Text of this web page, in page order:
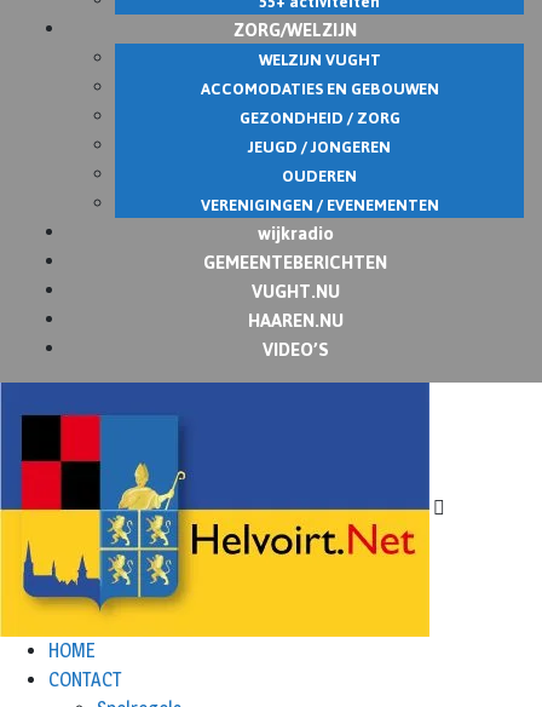
ZORG/WELZIJN
WELZIJN VUGHT
ACCOMODATIES EN GEBOUWEN
GEZONDHEID / ZORG
JEUGD / JONGEREN
OUDEREN
VERENIGINGEN / EVENEMENTEN
wijkradio
GEMEENTEBERICHTEN
VUGHT.NU
HAAREN.NU
VIDEO’S
HOME
CONTACT